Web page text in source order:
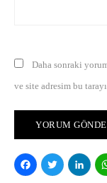
Daha sonraki
ve site adresim bu